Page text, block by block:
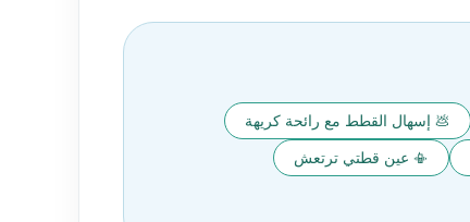
💩 إسهال القطط مع رائحة كريهة
📳 عين قطتي ترتعش